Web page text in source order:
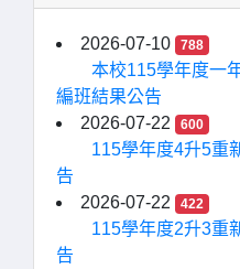
2026-07-10 788
本校115學年度一
編班結果公告
2026-07-22
600
115學年度4升5重
告
2026-07-22
422
115學年度2升3重
告